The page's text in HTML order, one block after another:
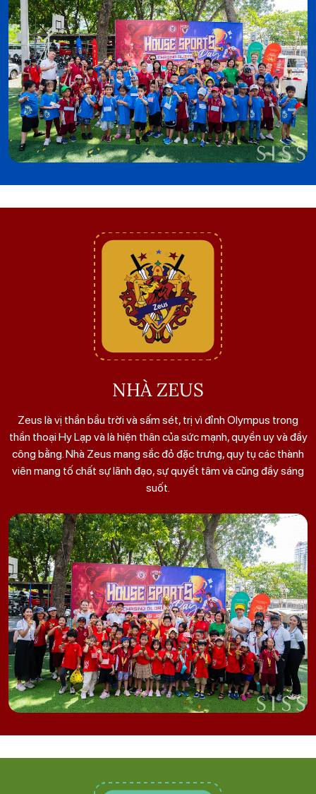
NHÀ ZEUS
Zeus là vị thần bầu trời và sấm sét, trị vì đỉnh Olympus trong
thần thoại Hy Lạp và là hiện thân của sức mạnh, quyền uy và đầy
công bằng. Nhà Zeus mang sắc đỏ đặc trưng, quy tụ các thành
viên mang tố chất sự lãnh đạo, sự quyết tâm và cũng đầy sáng
suốt.